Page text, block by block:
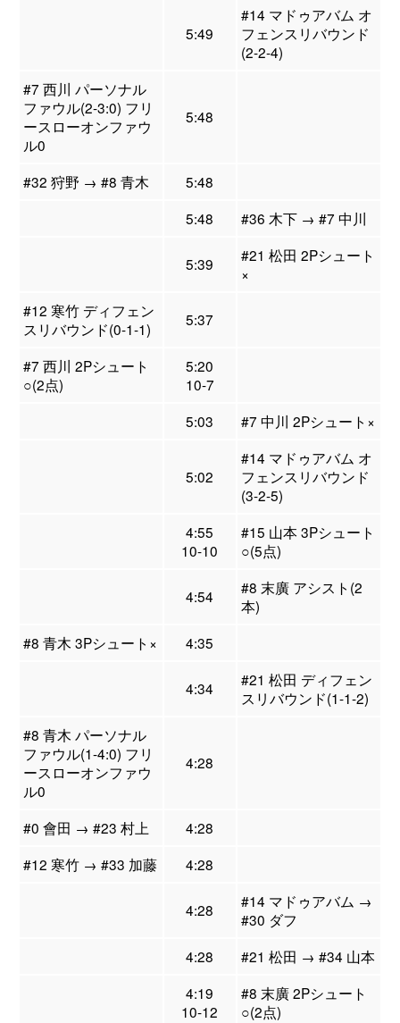
5:49
#14 マドゥアバム オ
フェンスリバウンド
(2-2-4)
#7 西川 パーソナル
ファウル(2-3:0) フリ
ースローオンファウ
ル0
5:48
#32 狩野 → #8 青木
5:48
5:48
#36 木下 → #7 中川
5:39
#21 松田 2Pシュート
×
#12 寒竹 ディフェン
スリバウンド(0-1-1)
5:37
#7 西川 2Pシュート
○(2点)
5:20
10-7
5:03
#7 中川 2Pシュート×
5:02
#14 マドゥアバム オ
フェンスリバウンド
(3-2-5)
4:55
10-10
#15 山本 3Pシュート
○(5点)
4:54
#8 末廣 アシスト(2
本)
#8 青木 3Pシュート×
4:35
4:34
#21 松田 ディフェン
スリバウンド(1-1-2)
#8 青木 パーソナル
ファウル(1-4:0) フリ
ースローオンファウ
ル0
4:28
#0 會田 → #23 村上
4:28
#12 寒竹 → #33 加藤
4:28
4:28
#14 マドゥアバム →
#30 ダフ
4:28
#21 松田 → #34 山本
4:19
10-12
#8 末廣 2Pシュート
○(2点)